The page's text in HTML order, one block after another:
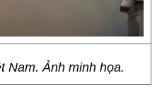
Nam. Ảnh minh họa.